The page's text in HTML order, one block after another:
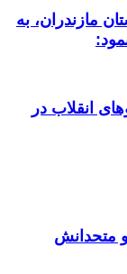
مازندران، به
انقلاب در
متحدانش